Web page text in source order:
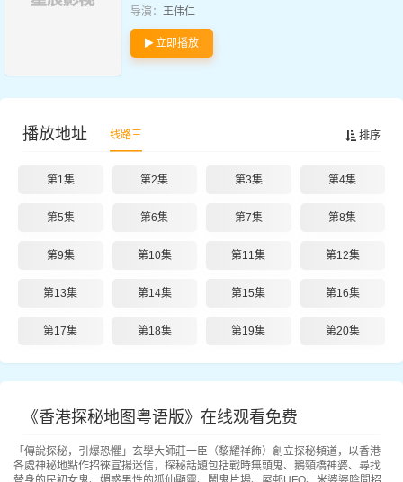
导演： 王伟仁
立即播放
排序
播放地址 线路三
第1集 第2集 第3集 第4集
第5集 第6集 第7集 第8集
第9集 第10集 第11集 第12集
第13集 第14集 第15集 第16集
第17集 第18集 第19集 第20集
《香港探秘地图粤语版》在线观看免费
「傳說探秘，引爆恐懼」玄學大師莊一臣（黎耀祥飾）創立探秘頻道，以香港
各處神秘地點作招徠宣揚迷信，探秘話題包括戰時無頭鬼、鵝頸橋神婆、尋找